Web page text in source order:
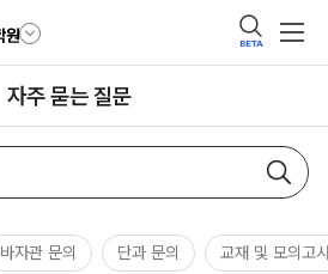
BETA
자주 묻는 질문
바자관 문의 단과 문의 교재 및 모의고